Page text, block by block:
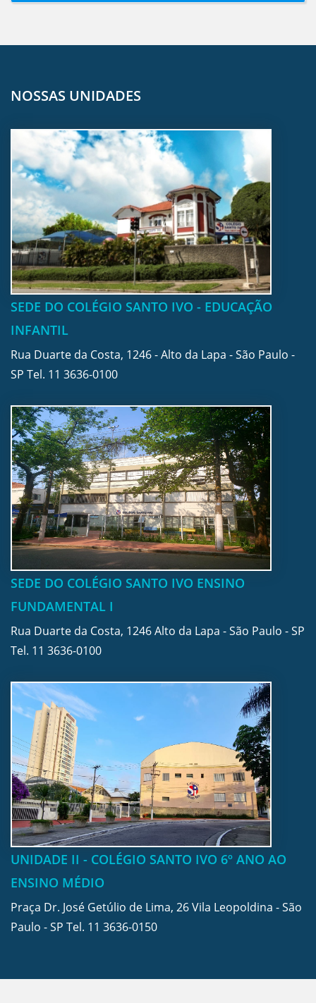
NOSSAS UNIDADES
SEDE DO COLÉGIO SANTO IVO - EDUCAÇÃO
INFANTIL
Rua Duarte da Costa, 1246 - Alto da Lapa - São Paulo -
SP Tel. 11 3636-0100
SEDE DO COLÉGIO SANTO IVO ENSINO
FUNDAMENTAL I
Rua Duarte da Costa, 1246 Alto da Lapa - São Paulo - SP
Tel. 11 3636-0100
UNIDADE II - COLÉGIO SANTO IVO 6º ANO AO
ENSINO MÉDIO
Praça Dr. José Getúlio de Lima, 26 Vila Leopoldina - São
Paulo - SP Tel. 11 3636-0150